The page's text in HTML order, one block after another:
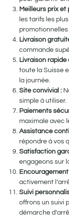
Meilleurs prix et
les tarifs les
promotionnelles
Livraison
commande
Livraison rapide
toute la Suisse
la journée.
Site convivial :
simple à utiliser.
Paiements
maximale avec
Assistance
répondre à vos
Satisfaction
engageons sur
activement
Suivi
offrons un suivi
démarche